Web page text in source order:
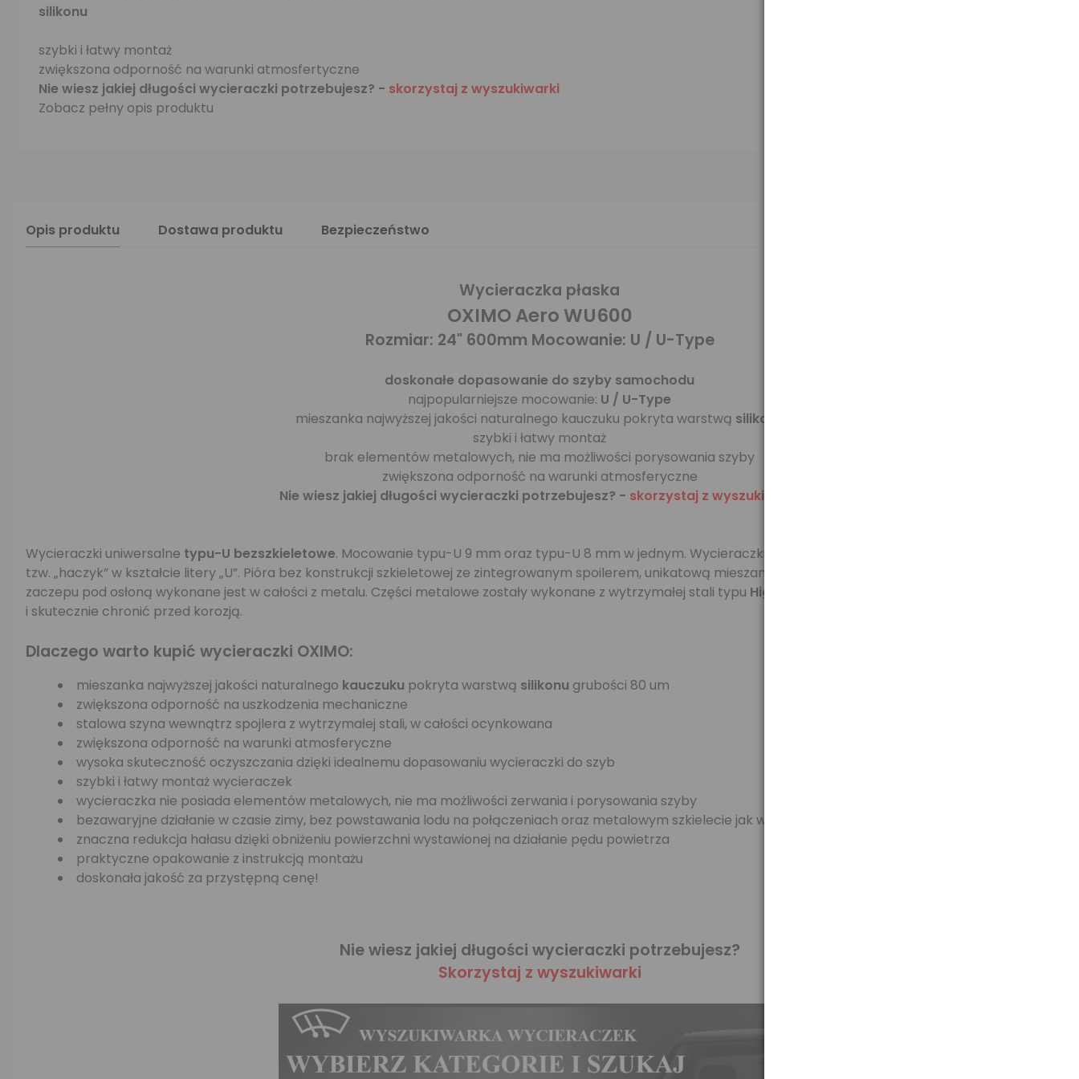
silikonu
szybki i łatwy montaż
zwiększona odporność na warunki atmosfertyczne
Nie wiesz jakiej długości wycieraczki potrzebujesz? - skorzystaj z wyszukiwarki
Zobacz pełny opis produktu
Opis produktu Dostawa produktu Bezpieczeństwo
Wycieraczka płaska
OXIMO Aero WU600
Rozmiar: 24" 600mm Mocowanie: U / U-Type
doskonałe dopasowanie do szyby samochodu
najpopularniejsze mocowanie: U / U-Type
mieszanka najwyższej jakości naturalnego kauczuku pokryta warstwą silikonu
szybki i łatwy montaż
brak elementów metalowych, nie ma możliwości porysowania szyby
zwiększona odporność na warunki atmosferyczne
Nie wiesz jakiej długości wycieraczki potrzebujesz? - skorzystaj z wyszukiwarki
Wycieraczki uniwersalne typu-U bezszkieletowe. Mocowanie typu-U 9 mm oraz typu-U 8 mm w jednym. Wycieraczki typu-U charakteryzują się mocowaniami na
tzw. „haczyk” w kształcie litery „U”. Pióra bez konstrukcji szkieletowej ze zintegrowanym spoilerem, unikatową mieszanką
zaczepu pod osłoną wykonane jest w całości z metalu. Części metalowe zostały wykonane z wytrzymałej stali typu High-Carbon
i skutecznie chronić przed korozją.
Dlaczego warto kupić wycieraczki OXIMO:
mieszanka najwyższej jakości naturalnego kauczuku pokryta warstwą silikonu grubości 80 um
zwiększona odporność na uszkodzenia mechaniczne
stalowa szyna wewnątrz spojlera z wytrzymałej stali, w całości ocynkowana
zwiększona odporność na warunki atmosferyczne
wysoka skuteczność oczyszczania dzięki idealnemu dopasowaniu wycieraczki do szyb
szybki i łatwy montaż wycieraczek
wycieraczka nie posiada elementów metalowych, nie ma możliwości zerwania i porysowania szyby
bezawaryjne działanie w czasie zimy, bez powstawania lodu na połączeniach oraz metalowym szkielecie jak w przypadku wycieraczek standardowych
znaczna redukcja hałasu dzięki obniżeniu powierzchni wystawionej na działanie pędu powietrza
praktyczne opakowanie z instrukcją montażu
doskonała jakość za przystępną cenę!
Nie wiesz jakiej długości wycieraczki potrzebujesz?
Skorzystaj z wyszukiwarki